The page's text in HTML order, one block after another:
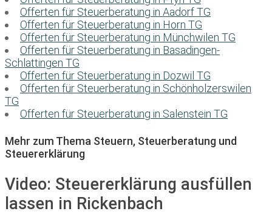
Offerten für Steuerberatung in Aadorf TG
Offerten für Steuerberatung in Horn TG
Offerten für Steuerberatung in Münchwilen TG
Offerten für Steuerberatung in Basadingen-
Schlattingen TG
Offerten für Steuerberatung in Dozwil TG
Offerten für Steuerberatung in Schönholzerswilen
TG
Offerten für Steuerberatung in Salenstein TG
Mehr zum Thema Steuern, Steuerberatung und
Steuererklärung
Video: Steuererklärung ausfüllen
lassen in Rickenbach